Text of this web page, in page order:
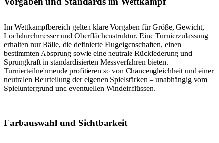
Im Wettkampfbereich gelten klare Vorgaben für Größe, Gewicht,
Lochdurchmesser und Oberflächenstruktur. Eine Turnierzulassung
erhalten nur Bälle, die definierte Flugeigenschaften, einen
bestimmten Absprung sowie eine neutrale Rückfederung und
Sprungkraft in standardisierten Messverfahren bieten.
Turnierteilnehmende profitieren so von Chancengleichheit und einer
neutralen Beurteilung der eigenen Spielstärken – unabhängig vom
Spieluntergrund und eventuellen Windeinflüssen.
Farbauswahl und Sichtbarkeit